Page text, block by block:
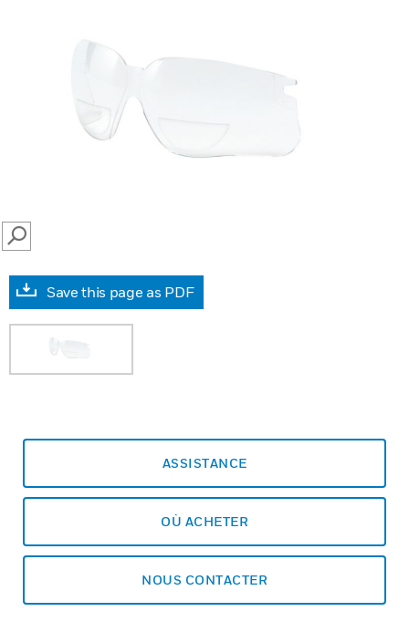
SEARCH
Save this page as PDF
ASSISTANCE
OÙ ACHETER
NOUS CONTACTER